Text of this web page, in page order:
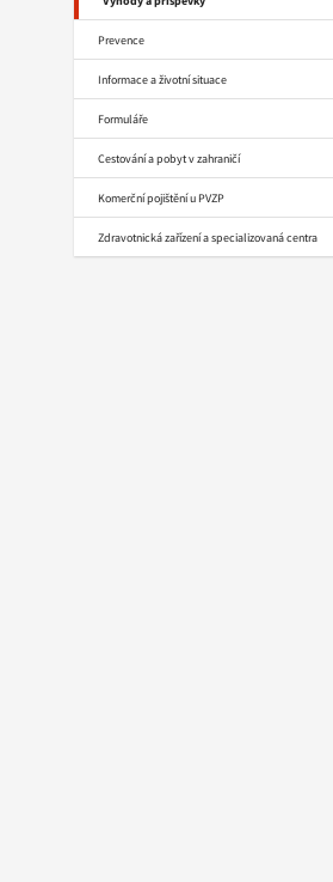
Prevence
Informace a životní situace
Formuláře
Cestování a pobyt v zahraničí
Komerční pojištění u PVZP
Zdravotnická zařízení a specializovaná centra